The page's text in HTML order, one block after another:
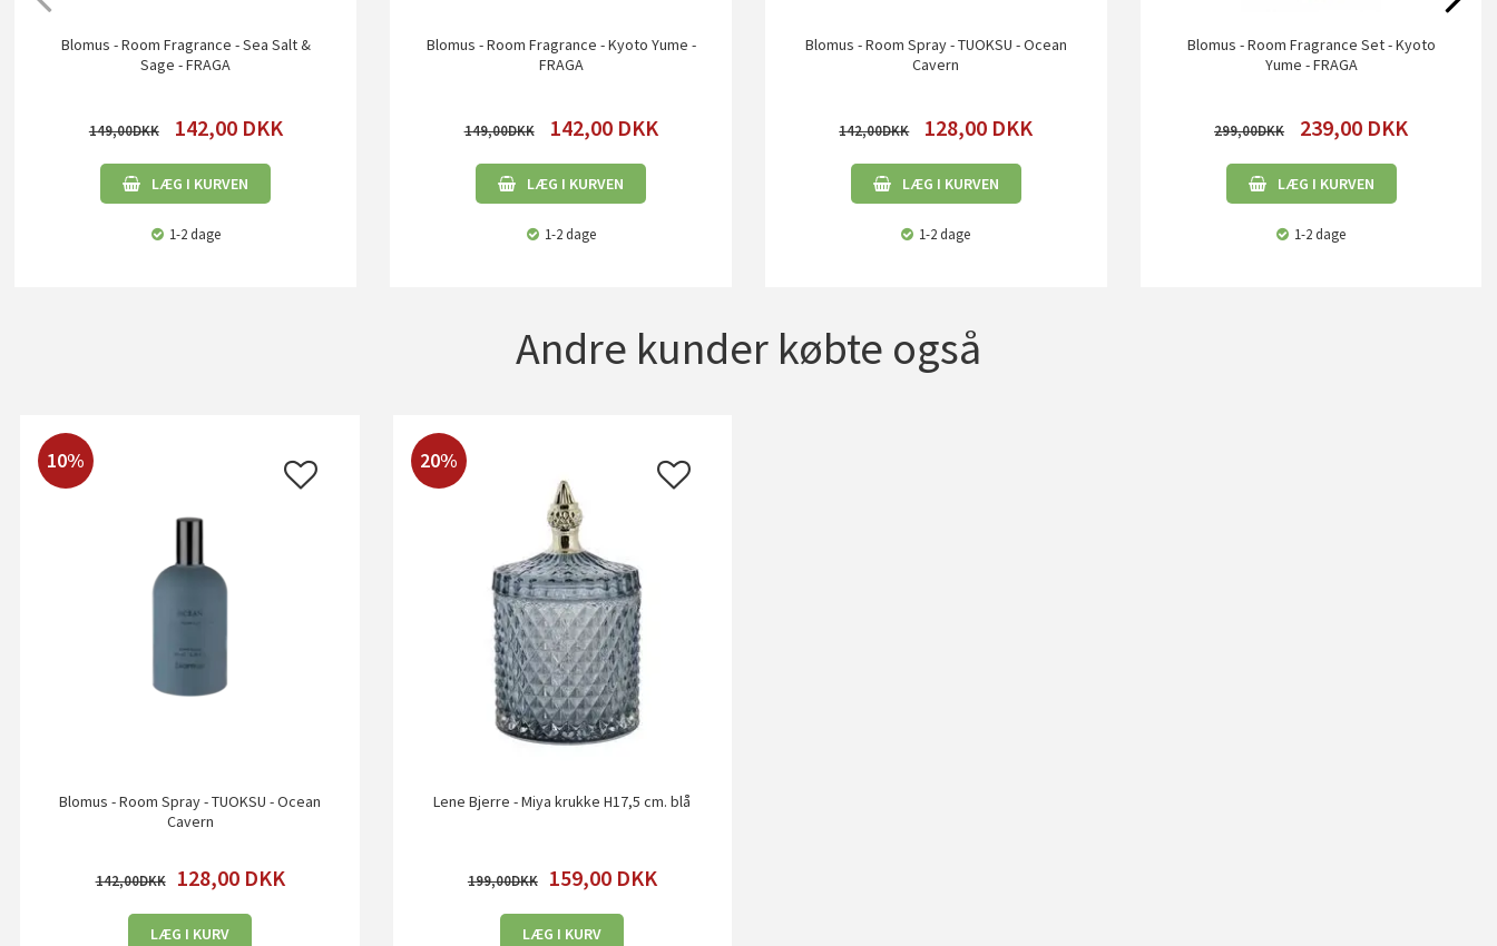
Blomus - Room Fragrance - Sea Salt &
Sage - FRAGA
149,00 142,00 DKK
LÆG I KURVEN
1-2 dage
Blomus - Room Fragrance - Kyoto Yume -
FRAGA
149,00 142,00 DKK
LÆG I KURVEN
1-2 dage
Blomus - Room Spray - TUOKSU - Ocean
Cavern
142,00 128,00 DKK
LÆG I KURVEN
1-2 dage
Blomus - Room Fragrance Set - Kyoto
Yume - FRAGA
299,00 239,00 DKK
LÆG I KURVEN
1-2 dage
Andre kunder købte også
10%
Blomus - Room Spray - TUOKSU - Ocean
Cavern
142,00 128,00 DKK
LÆG I KURV
20%
Lene Bjerre - Miya krukke H17,5 cm. blå
199,00 159,00 DKK
LÆG I KURV